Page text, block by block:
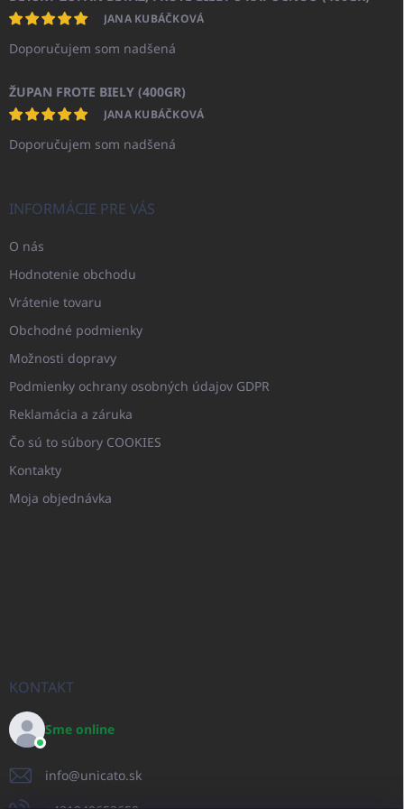
JANA KUBÁČKOVÁ
Doporučujem som nadšená
ŽUPAN FROTE BIELY (400GR)
JANA KUBÁČKOVÁ
Doporučujem som nadšená
INFORMÁCIE PRE VÁS
O nás
Hodnotenie obchodu
Vrátenie tovaru
Obchodné podmienky
Možnosti dopravy
Podmienky ochrany osobných údajov GDPR
Reklamácia a záruka
Čo sú to súbory COOKIES
Kontakty
Moja objednávka
KONTAKT
Sme online
info@unicato.sk